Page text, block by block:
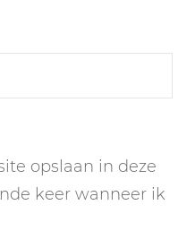
opslaan in deze
keer wanneer ik